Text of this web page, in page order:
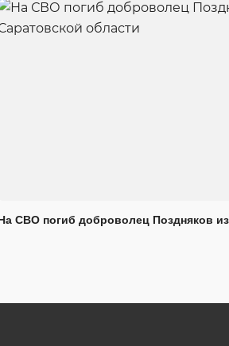
СВО погиб доброволец Поздняков